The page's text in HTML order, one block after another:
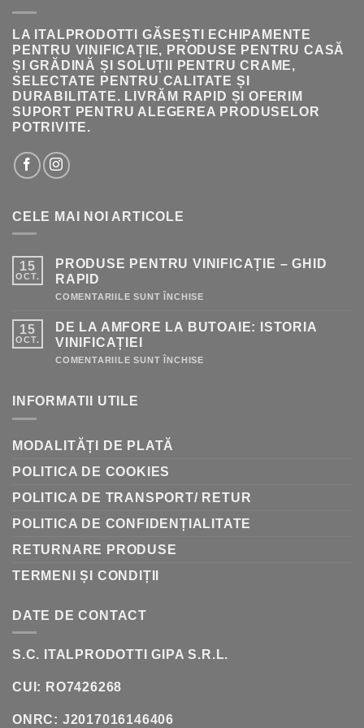
LA ITALPRODOTTI GĂSEȘTI ECHIPAMENTE
PENTRU VINIFICAȚIE, PRODUSE PENTRU CASĂ
ȘI GRĂDINĂ ȘI SOLUȚII PENTRU CRAME,
SELECTATE PENTRU CALITATE ȘI
DURABILITATE. LIVRĂM RAPID ȘI OFERIM
SUPORT PENTRU ALEGEREA PRODUSELOR
POTRIVITE.
CELE MAI NOI ARTICOLE
15
OCT.
PRODUSE PENTRU VINIFICAȚIE – GHID
RAPID
COMENTARIILE SUNT ÎNCHISE
VINIFICAȚIE
15
OCT.
DE LA AMFORE LA BUTOAIE: ISTORIA
VINIFICAȚIEI
COMENTARIILE SUNT ÎNCHISE
INFORMATII UTILE
MODALITĂȚI DE PLATĂ
POLITICA DE COOKIES
POLITICA DE TRANSPORT/ RETUR
POLITICA DE CONFIDENȚIALITATE
RETURNARE PRODUSE
TERMENI ȘI CONDIȚII
DATE DE CONTACT
S.C. ITALPRODOTTI GIPA S.R.L.
CUI: RO7426268
ONRC: J2017016146406